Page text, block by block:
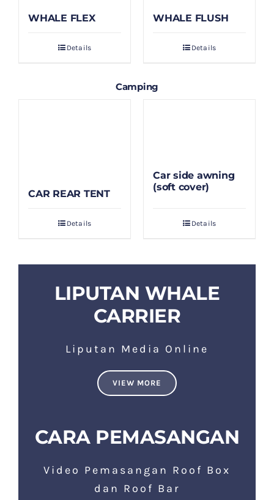
WHALE FLEX
Details
WHALE FLUSH
Details
Camping
CAR REAR TENT
Details
Car side awning
(soft cover)
Details
LIPUTAN WHALE
CARRIER
Liputan Media Online
VIEW MORE
CARA PEMASANGAN
Video Pemasangan Roof Box
dan Roof Bar